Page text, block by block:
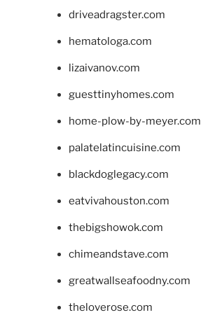
driveadragster.com
hematologa.com
lizaivanov.com
guesttinyhomes.com
home-plow-by-meyer.com
palatelatincuisine.com
blackdoglegacy.com
eatvivahouston.com
thebigshowok.com
chimeandstave.com
greatwallseafoodny.com
theloverose.com